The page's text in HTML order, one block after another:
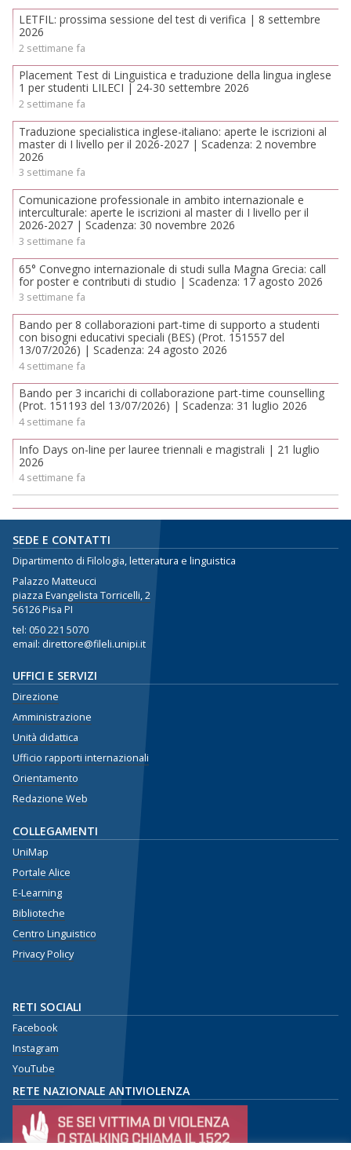
LETFIL: prossima sessione del test di verifica | 8 settembre
2026
2 settimane fa
Placement Test di Linguistica e traduzione della lingua inglese
1 per studenti LILECI | 24-30 settembre 2026
2 settimane fa
Traduzione specialistica inglese-italiano: aperte le iscrizioni al
master di I livello per il 2026-2027 | Scadenza: 2 novembre
2026
3 settimane fa
Comunicazione professionale in ambito internazionale e
interculturale: aperte le iscrizioni al master di I livello per il
2026-2027 | Scadenza: 30 novembre 2026
3 settimane fa
65° Convegno internazionale di studi sulla Magna Grecia: call
for poster e contributi di studio | Scadenza: 17 agosto 2026
3 settimane fa
Bando per 8 collaborazioni part-time di supporto a studenti
con bisogni educativi speciali (BES) (Prot. 151557 del
13/07/2026) | Scadenza: 24 agosto 2026
4 settimane fa
Bando per 3 incarichi di collaborazione part-time counselling
(Prot. 151193 del 13/07/2026) | Scadenza: 31 luglio 2026
4 settimane fa
Info Days on-line per lauree triennali e magistrali | 21 luglio
2026
4 settimane fa
SEDE E CONTATTI
Dipartimento di Filologia, letteratura e linguistica
Palazzo Matteucci
piazza Evangelista Torricelli, 2
56126 Pisa PI
tel: 050 221 5070
email: direttore@fileli.unipi.it
UFFICI E SERVIZI
Direzione
Amministrazione
Unità didattica
Ufficio rapporti internazionali
Orientamento
Redazione Web
COLLEGAMENTI
UniMap
Portale Alice
E-Learning
Biblioteche
Centro Linguistico
Privacy Policy
RETI SOCIALI
Facebook
Instagram
YouTube
RETE NAZIONALE ANTIVIOLENZA